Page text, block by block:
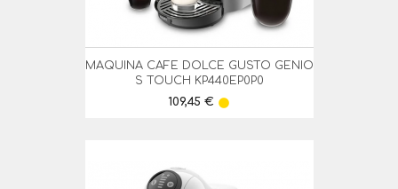
MAQUINA CAFE DOLCE GUSTO GENIO
S TOUCH KP440EP0P0
Preço
109,45 € lens